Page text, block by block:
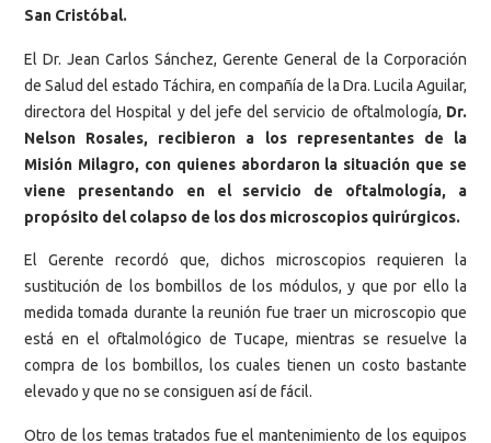
San Cristóbal.
El Dr. Jean Carlos Sánchez, Gerente General de la Corporación
de Salud del estado Táchira, en compañía de la Dra. Lucila Aguilar,
directora del Hospital y del jefe del servicio de oftalmología, Dr.
Nelson Rosales, recibieron a los representantes de la
Misión Milagro, con quienes abordaron la situación que se
viene presentando en el servicio de oftalmología, a
propósito del colapso de los dos microscopios quirúrgicos.
El Gerente recordó que, dichos microscopios requieren la
sustitución de los bombillos de los módulos, y que por ello la
medida tomada durante la reunión fue traer un microscopio que
está en el oftalmológico de Tucape, mientras se resuelve la
compra de los bombillos, los cuales tienen un costo bastante
elevado y que no se consiguen así de fácil.
Otro de los temas tratados fue el mantenimiento de los equipos